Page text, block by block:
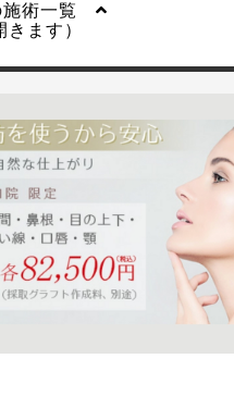
施術一覧
きます）